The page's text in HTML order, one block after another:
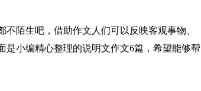
陌生吧，借助作文人们可以反映客观事物、
小编精心整理的说明文作文6篇，希望能够帮